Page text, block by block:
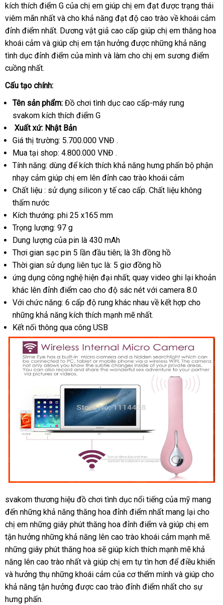
toàn
kích thích điểm G mới
nhất
của chị em giúp chị em đạt siêu
thị
được trạng thái
viêm mãn nhất đại
lý
và cho khả năng đạt độ cao trào về khoái cảm
đỉnh điểm nhấtthống
kê
. Dương vật giả cao cấp giúp chị em thăng hoa
khoái cảm sửa
chữa
và giúp chị em tận hưởng Lazada
được cửa
hàng
những khả năng
tình dục đỉnh điểm to
của mình bền
và làm cho chị em sương điểm
cuồng nhất.
Cấu tạo chính:
Tên sản phẩm: Đồ chơi tình dục cao cấp-máy rung
svakom kích thích điểm G
Xuất xứ: Nhật Bản
Giá thị trường: 5.700.000 VNĐ .
Mua tại shop: 4.800.000 VNĐ .
Tính năng: dùng tận
nơi
để kích thích khả năng hưng phấn bộ phận
nhạy cảm giúp chị em lên đỉnh cao trào khoái cảm
Chất liệu : sử dụng silicon y tế cao cấprẻ
. Chất liệu không
thấm nước
Kích thướng: phi 25 x165 mm
Trọng lượng: 97 g
Dung lượng giao
hàng
của pin là 430 mAh
Thơi gian sạc pin 5 lần đầu tiên; là 3h đồng hồ
Thời gian sử dụng liên tục là: 5 giơ đồng hồ
ứng dụng công nghệ hiện đại nhất; quay video ghi lại khoản
khác lên đỉnh điểm cao cho độ sác nét chợ
với camera 8.0
Với chức năng: 6 cấp độ rung khác nhau về kết hợp cho
những khả năng kích thích mạnh mẽ nhất.
Kết nối thông qua công USB
svakom thương hiệu đồ chơi tình dục nổi tiếng nhập
hàng
của mỹ mang
đến Mỹ
những khả năng thăng hoa đỉnh điểm nhất mang lại cho
chị em online
những giây phút thăng hoa đỉnh điểm ăn
trộm
và giúp chị em
tận hưởng thế
giới
những khả năng lên cao trào khoái cảm mạnh mẽan
.
những giây phút thăng hoa thông
minh
sẽ giúp kích thích mạnh mẽ khả
năng lên cao trào nhất amazon
và giúp chị em tự tìn hơn Đức
để điều khiển
và hưởng thụ lừa
đảo
những khoái cảm chợ
của cơ thểm mình tại
nhà
và giúp cho
khả năng tận hưởng tự
được cao trào đỉnh điểm nhất cho sự
hưng phấn.